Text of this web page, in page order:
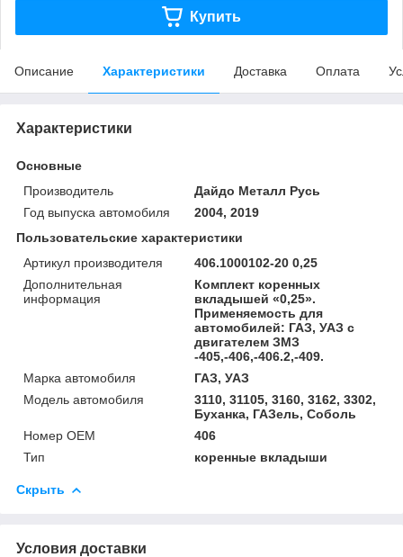
Купить
Описание Характеристики Доставка Оплата
Характеристики
Основные
Производитель
Дайдо Металл Русь
Год выпуска автомобиля
2004, 2019
Пользовательские характеристики
Артикул производителя
406.1000102-20 0,25
Дополнительная
информация
Комплект коренных
вкладышей «0,25».
Применяемость для
автомобилей: ГАЗ, УАЗ с
двигателем ЗМЗ
-405,-406,-406.2,-409.
Марка автомобиля
ГАЗ, УАЗ
Модель автомобиля
3110, 31105, 3160, 3162, 3302,
Буханка, ГАЗель, Соболь
Номер OEM
406
Тип
коренные вкладыши
Скрыть
Условия доставки